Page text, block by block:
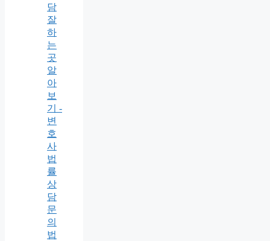
담
잘
하
는
곳
알
아
보
기 -
변
호
사
법
률
상
담
문
의
법